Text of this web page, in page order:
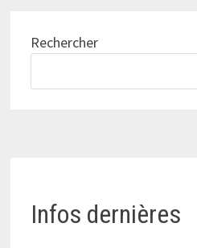
Rechercher
Infos dernières